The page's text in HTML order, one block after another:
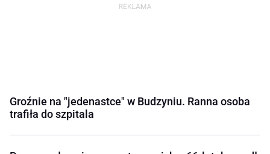
Groźnie na "jedenastce" w Budzyniu. Ranna osoba
trafiła do szpitala